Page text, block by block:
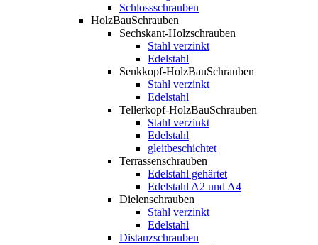
Schlossschrauben
HolzBauSchrauben
Sechskant-Holzschrauben
Stahl verzinkt
Edelstahl
Senkkopf-HolzBauSchrauben
Stahl verzinkt
Edelstahl
Tellerkopf-HolzBauSchrauben
Stahl verzinkt
Edelstahl
gleitbeschichtet
Terrassenschrauben
Edelstahl gehärtet
Edelstahl A2 und A4
Dielenschrauben
Stahl verzinkt
Edelstahl
Distanzschrauben